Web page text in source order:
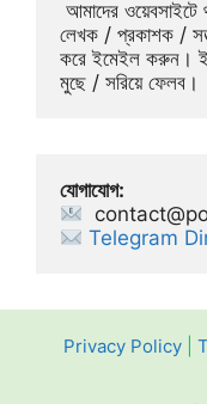
লেখক / প্রকাশক /
করে ইমেইল করুন।
মুছে / সরিয়ে ফেলব।
যোগাযোগ:
Telegram
Privacy Policy|